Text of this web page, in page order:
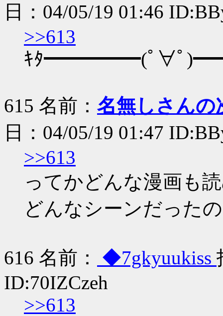
日：04/05/19 01:46
>>613
ｷﾀ━━━━━(ﾟ∀ﾟ
615 名前： 名無しさんの
日：04/05/19 01:47
>>613
ってかどんな漫画も
どんなシーンだった
616 名前： ◆7gkyuukiss
ID:70IZCzeh
>>613